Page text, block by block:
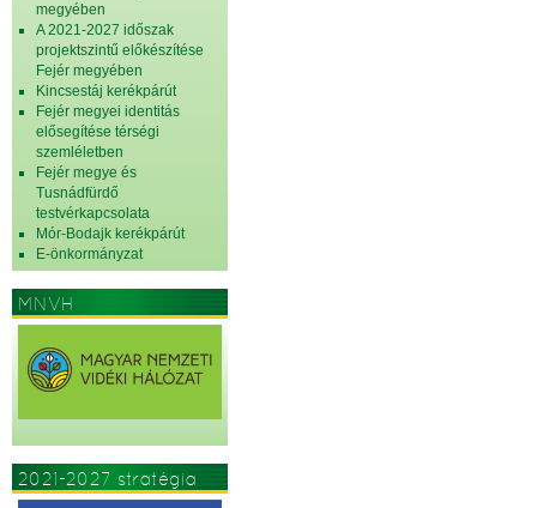
megyében
A 2021-2027 időszak
projektszintű előkészítése
Fejér megyében
Kincsestáj kerékpárút
Fejér megyei identitás
elősegítése térségi
szemléletben
Fejér megye és
Tusnádfürdő
testvérkapcsolata
Mór-Bodajk kerékpárút
E-önkormányzat
MNVH
2021-2027 stratégia